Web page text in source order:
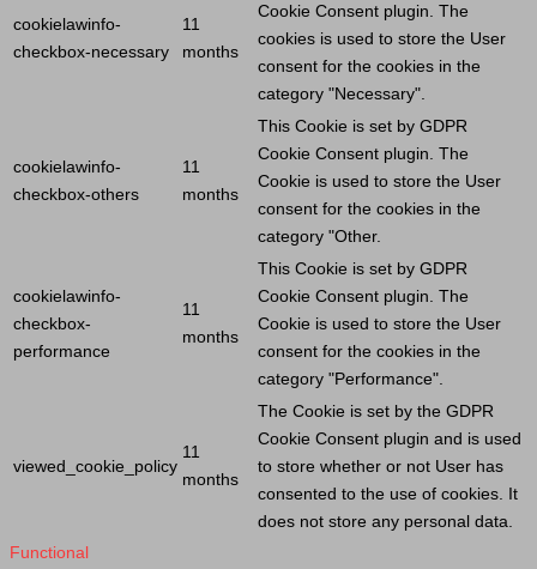
cookielawinfo-
checkbox-necessary
11
months
Cookie Consent plugin. The
cookies is used to store the User
consent for the cookies in the
category "Necessary".
cookielawinfo-
checkbox-others
11
months
This Cookie is set by GDPR
Cookie Consent plugin. The
Cookie is used to store the User
consent for the cookies in the
category "Other.
cookielawinfo-
checkbox-
performance
11
months
This Cookie is set by GDPR
Cookie Consent plugin. The
Cookie is used to store the User
consent for the cookies in the
category "Performance".
viewed_cookie_policy
11
months
The Cookie is set by the GDPR
Cookie Consent plugin and is used
to store whether or not User has
consented to the use of cookies. It
does not store any personal data.
Functional